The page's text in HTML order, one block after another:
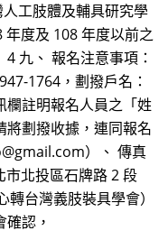
人工肢體及輔具研究學
度及 108 年度以前之
九、 報名注意事項：
1764，劃撥戶名：
註明報名人員之「姓
劃撥收據，連同報名
）、 傳真
市北投區石牌路 2 段
台灣義肢裝具學會）
認，